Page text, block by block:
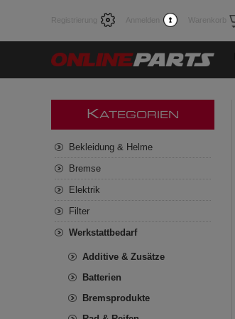
Registrierung Anmelden Warenkorb
KATEGORIEN
Bekleidung & Helme
Bremse
Elektrik
Filter
Werkstattbedarf
Additive & Zusätze
Batterien
Bremsprodukte